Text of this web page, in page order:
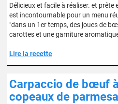
Délicieux et facile à réaliser. et
est incontournable pour un menu
"dans un 1er temps, des joues de
carottes et une garniture
Lire la recette
Carpaccio de bœuf
copeaux de